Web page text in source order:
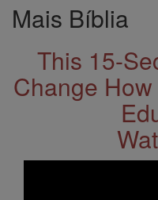
Mais Bíblia
This 15-
Change